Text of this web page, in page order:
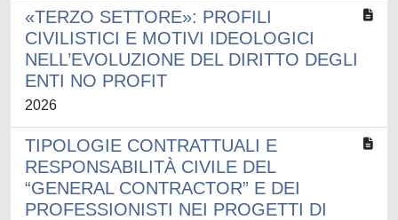
«TERZO SETTORE»: PROFILI
CIVILISTICI E MOTIVI IDEOLOGICI
NELL’EVOLUZIONE DEL DIRITTO DEGLI
ENTI NO PROFIT
2026
TIPOLOGIE CONTRATTUALI E
RESPONSABILITÀ CIVILE DEL
“GENERAL CONTRACTOR” E DEI
PROFESSIONISTI NEI PROGETTI DI